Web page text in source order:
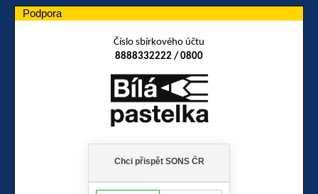
Podpora
Číslo sbírkového účtu
8888332222 / 0800